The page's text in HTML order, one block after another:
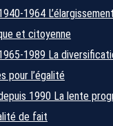
1964
et citoyenne
1989 La
pour l’égalité
1990 La lente
de fait